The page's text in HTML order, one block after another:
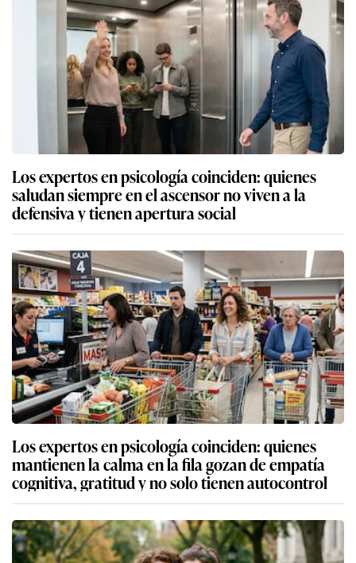
Los expertos en psicología coinciden: quienes
saludan siempre en el ascensor no viven a la
defensiva y tienen apertura social
Los expertos en psicología coinciden: quienes
mantienen la calma en la fila gozan de empatía
cognitiva, gratitud y no solo tienen autocontrol